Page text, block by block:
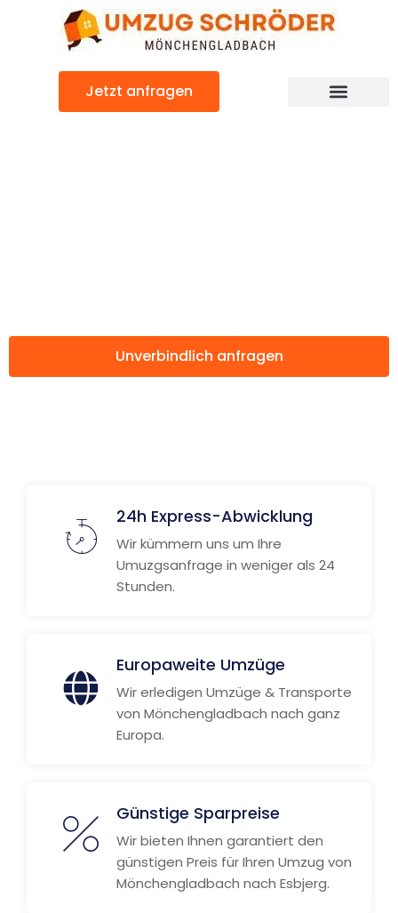
Jetzt anfragen
Unverbindlich anfragen
24h Express-Abwicklung
Wir kümmern uns um Ihre
Umuzgsanfrage in weniger als 24
Stunden.
Europaweite Umzüge
Wir erledigen Umzüge & Transporte
von Mönchengladbach nach ganz
Europa.
Günstige Sparpreise
Wir bieten Ihnen garantiert den
günstigen Preis für Ihren Umzug von
Mönchengladbach nach Esbjerg.